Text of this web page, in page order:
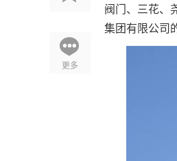
更多
阀门、三花、
集团有限公司